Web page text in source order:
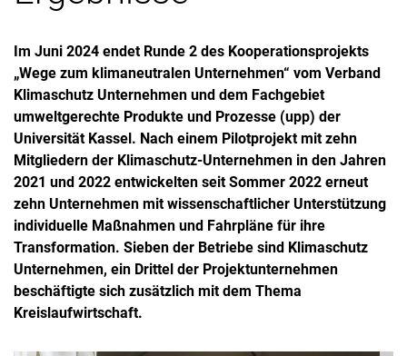
Im Juni 2024 endet Runde 2 des Kooperationsprojekts
„Wege zum klimaneutralen Unternehmen“ vom Verband
Klimaschutz Unternehmen und dem Fachgebiet
umweltgerechte Produkte und Prozesse (upp) der
Universität Kassel. Nach einem Pilotprojekt mit zehn
Mitgliedern der Klimaschutz-Unternehmen in den Jahren
2021 und 2022 entwickelten seit Sommer 2022 erneut
zehn Unternehmen mit wissenschaftlicher Unterstützung
individuelle Maßnahmen und Fahrpläne für ihre
Transformation. Sieben der Betriebe sind Klimaschutz
Unternehmen, ein Drittel der Projektunternehmen
beschäftigte sich zusätzlich mit dem Thema
Kreislaufwirtschaft.